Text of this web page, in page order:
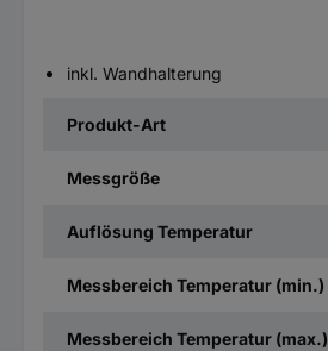
inkl. Wandhalterung
Produkt-Art
Messgröße
Auflösung Temperatur
Messbereich Temperatur (min.)
Messbereich Temperatur (max.)